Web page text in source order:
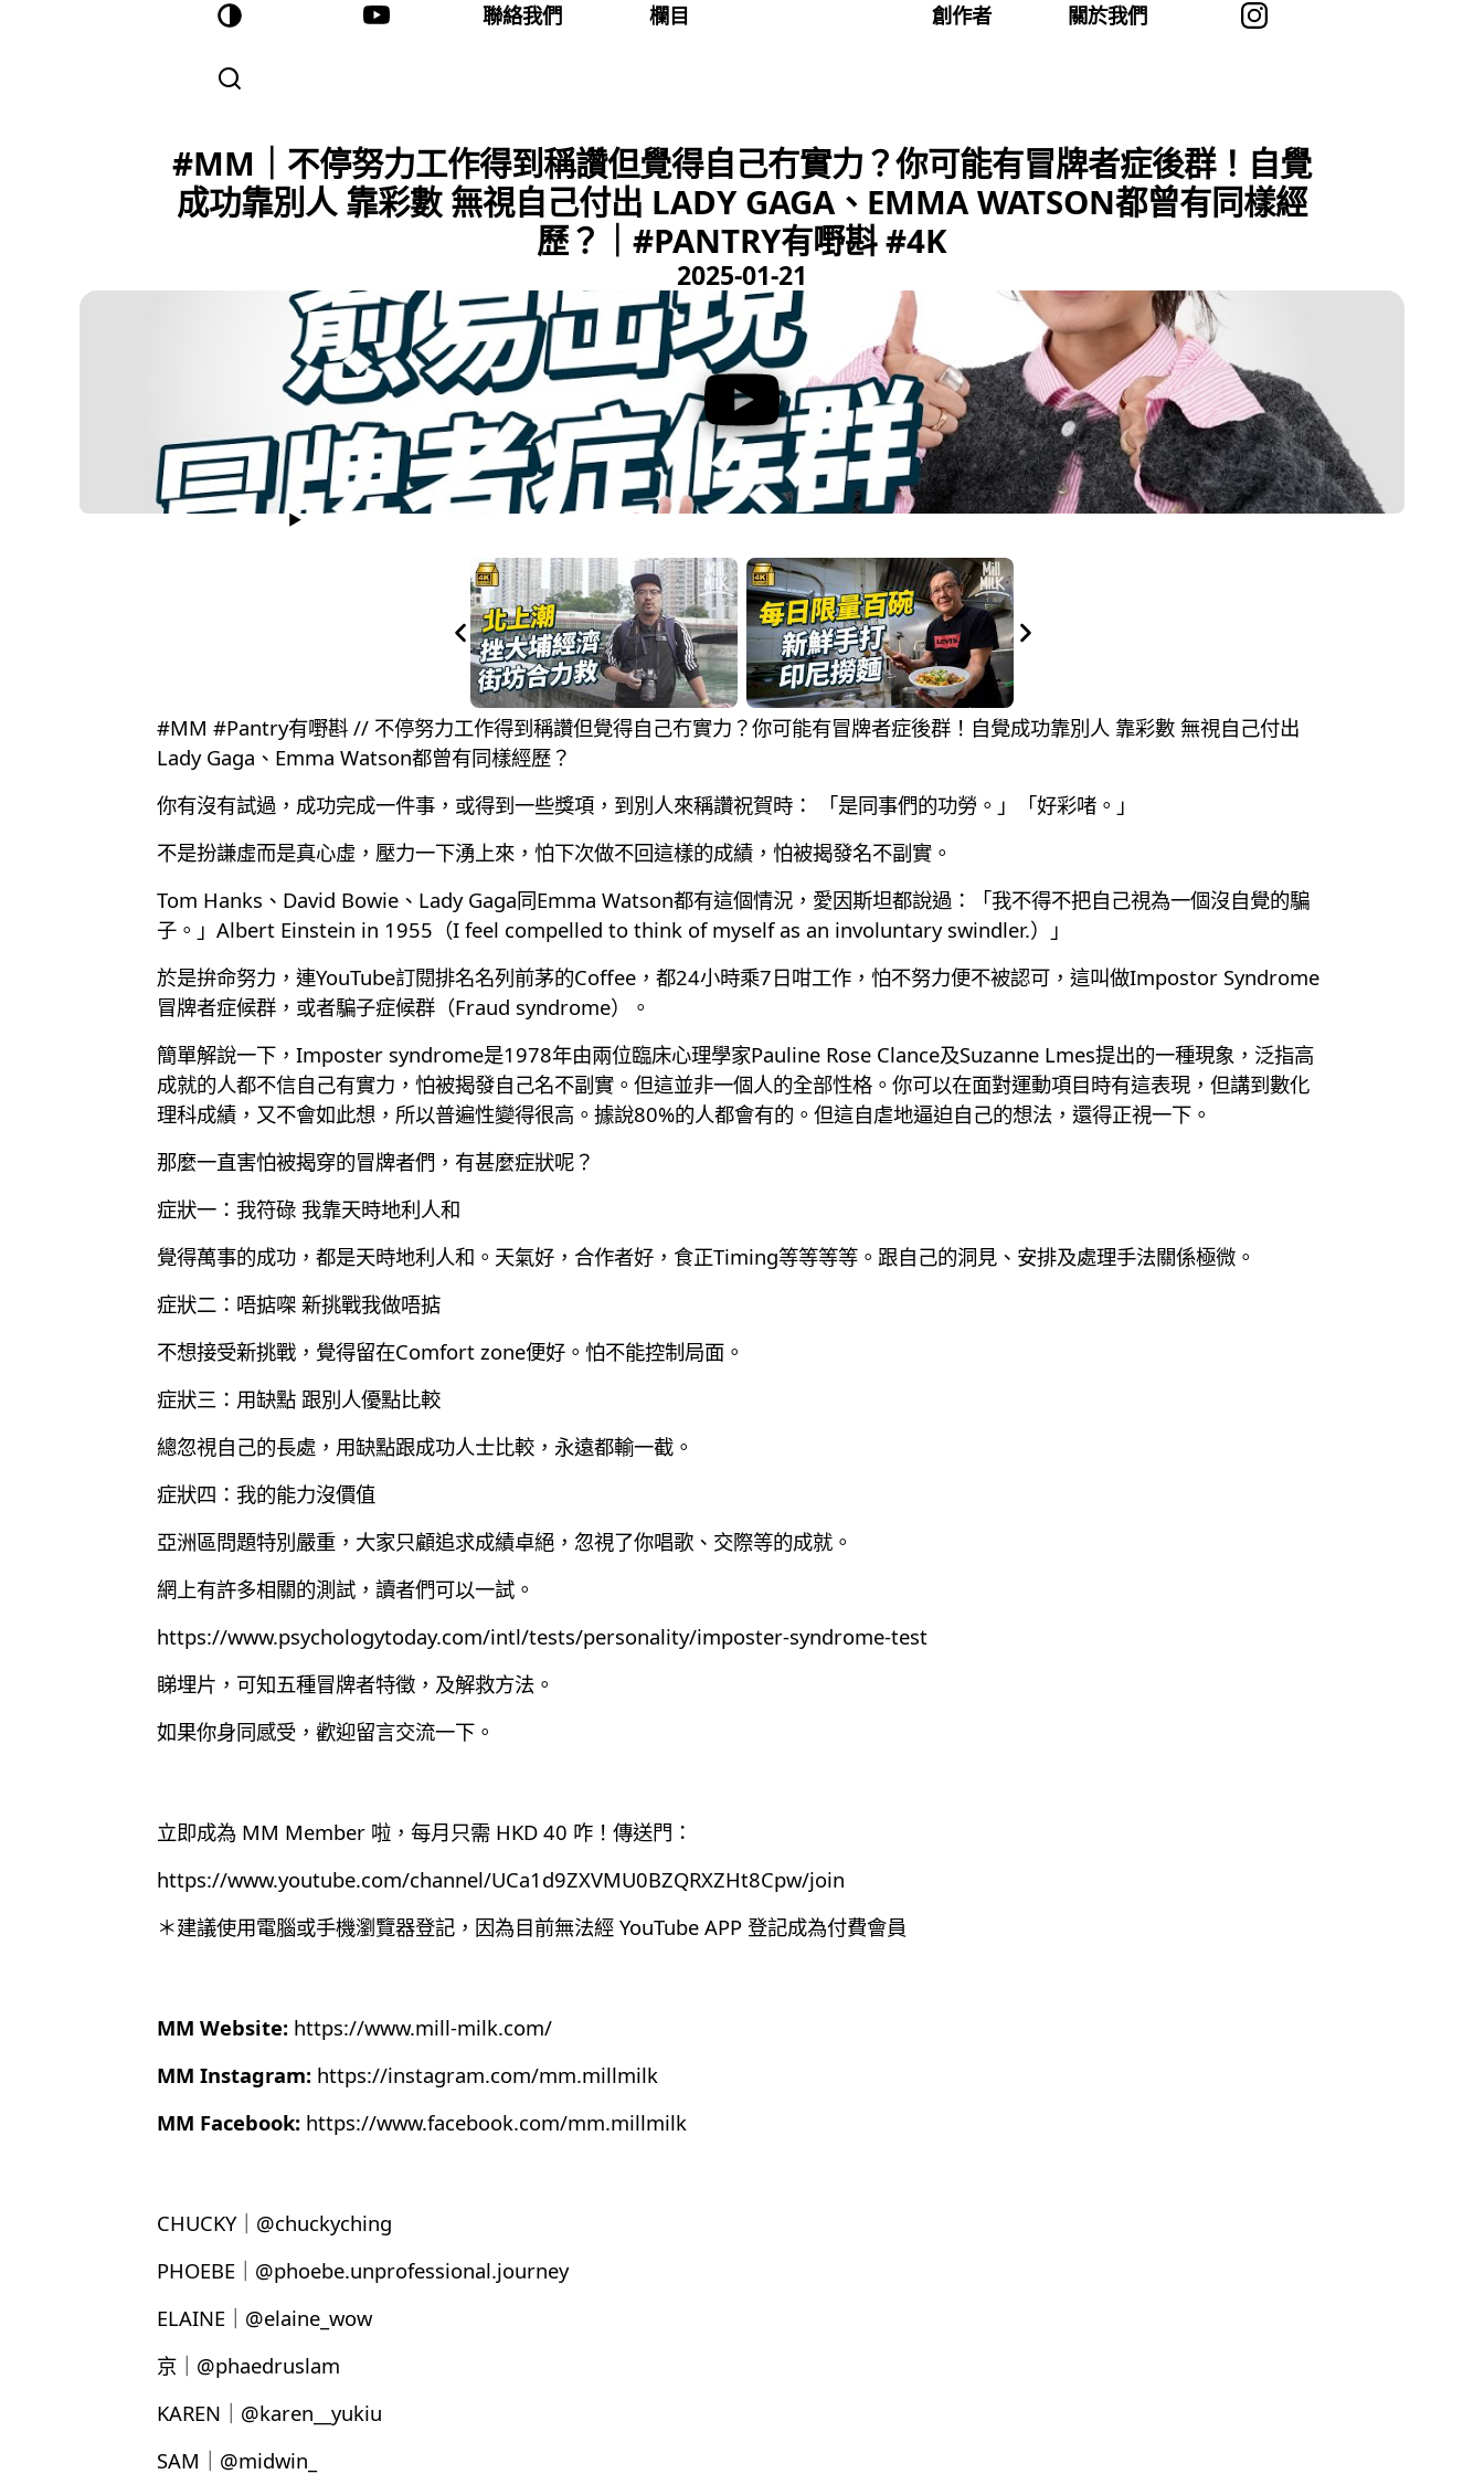
聯絡我們 欄目 創作者 關於我們
#MM｜不停努力工作得到稱讚但覺得自己冇實力？你可能有冒牌者症後群！自覺
成功靠別人 靠彩數 無視自己付出 LADY GAGA、EMMA WATSON都曾有同樣經
歷？｜#PANTRY有嘢斟 #4K
2025-01-21
#MM #Pantry有嘢斟 // 不停努力工作得到稱讚但覺得自己冇實力？你可能有冒牌者症後群！自覺成功靠別人 靠彩數 無視自己付出
Lady Gaga、Emma Watson都曾有同樣經歷？
你有沒有試過，成功完成一件事，或得到一些獎項，到別人來稱讚祝賀時： 「是同事們的功勞。」「好彩啫。」
不是扮謙虛而是真心虛，壓力一下湧上來，怕下次做不回這樣的成績，怕被揭發名不副實。
Tom Hanks、David Bowie、Lady Gaga同Emma Watson都有這個情況，愛因斯坦都說過：「我不得不把自己視為一個沒自覺的騙
子。」Albert Einstein in 1955（I feel compelled to think of myself as an involuntary swindler.）」
於是拚命努力，連YouTube訂閱排名名列前茅的Coffee，都24小時乘7日咁工作，怕不努力便不被認可，這叫做Impostor Syndrome
冒牌者症候群，或者騙子症候群（Fraud syndrome）。
簡單解說一下，Imposter syndrome是1978年由兩位臨床心理學家Pauline Rose Clance及Suzanne Lmes提出的一種現象，泛指高
成就的人都不信自己有實力，怕被揭發自己名不副實。但這並非一個人的全部性格。你可以在面對運動項目時有這表現，但講到數化
理科成績，又不會如此想，所以普遍性變得很高。據說80%的人都會有的。但這自虐地逼迫自己的想法，還得正視一下。
那麼一直害怕被揭穿的冒牌者們，有甚麼症狀呢？
症狀一：我符碌 我靠天時地利人和
覺得萬事的成功，都是天時地利人和。天氣好，合作者好，食正Timing等等等等。跟自己的洞見、安排及處理手法關係極微。
症狀二：唔掂㗎 新挑戰我做唔掂
不想接受新挑戰，覺得留在Comfort zone便好。怕不能控制局面。
症狀三：用缺點 跟別人優點比較
總忽視自己的長處，用缺點跟成功人士比較，永遠都輸一截。
症狀四：我的能力沒價值
亞洲區問題特別嚴重，大家只顧追求成績卓絕，忽視了你唱歌、交際等的成就。
網上有許多相關的測試，讀者們可以一試。
https://www.psychologytoday.com/intl/tests/personality/imposter-syndrome-test
睇埋片，可知五種冒牌者特徵，及解救方法。
如果你身同感受，歡迎留言交流一下。
立即成為 MM Member 啦，每月只需 HKD 40 咋！傳送門：
https://www.youtube.com/channel/UCa1d9ZXVMU0BZQRXZHt8Cpw/join
＊建議使用電腦或手機瀏覽器登記，因為目前無法經 YouTube APP 登記成為付費會員
MM Website: https://www.mill-milk.com/
MM Instagram: https://instagram.com/mm.millmilk
MM Facebook: https://www.facebook.com/mm.millmilk
CHUCKY｜@chuckyching
PHOEBE｜@phoebe.unprofessional.journey
ELAINE｜@elaine_wow
京｜@phaedruslam
KAREN｜@karen__yukiu
SAM｜@midwin_